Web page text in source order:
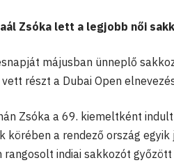
Zsóka lett a legjobb női
májusban ünneplő
részt a Dubai Open
Zsóka a 69. kiemeltként
körében a rendező ország
rangosolt indiai sakkozót